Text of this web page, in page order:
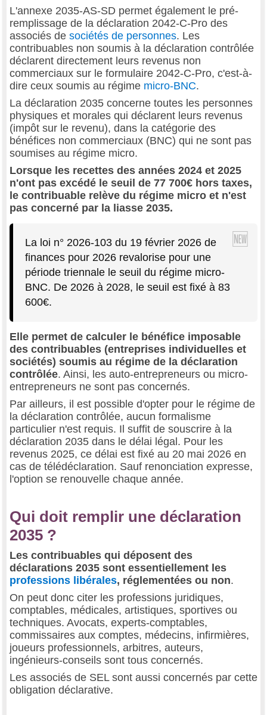
L'annexe 2035-AS-SD permet également le pré-
remplissage de la déclaration 2042-C-Pro des
associés de sociétés de personnes. Les
contribuables non soumis à la déclaration contrôlée
déclarent directement leurs revenus non
commerciaux sur le formulaire 2042-C-Pro, c'est-à-
dire ceux soumis au régime micro-BNC.
La déclaration 2035 concerne toutes les personnes
physiques et morales qui déclarent leurs revenus
(impôt sur le revenu), dans la catégorie des
bénéfices non commerciaux (BNC) qui ne sont pas
soumises au régime micro.
Lorsque les recettes des années 2024 et 2025
n'ont pas excédé le seuil de 77 700€ hors taxes,
le contribuable relève du régime micro et n'est
pas concerné par la liasse 2035.
La loi n° 2026-103 du 19 février 2026 de
finances pour 2026 revalorise pour une
période triennale le seuil du régime micro-
BNC. De 2026 à 2028, le seuil est fixé à 83
600€.
Elle permet de calculer le bénéfice imposable
des contribuables (entreprises individuelles et
sociétés) soumis au régime de la déclaration
contrôlée. Ainsi, les auto-entrepreneurs ou micro-
entrepreneurs ne sont pas concernés.
Par ailleurs, il est possible d'opter pour le régime de
la déclaration contrôlée, aucun formalisme
particulier n'est requis. Il suffit de souscrire à la
déclaration 2035 dans le délai légal. Pour les
revenus 2025, ce délai est fixé au 20 mai 2026 en
cas de télédéclaration. Sauf renonciation expresse,
l'option se renouvelle chaque année.
Qui doit remplir une déclaration
2035 ?
Les contribuables qui déposent des
déclarations 2035 sont essentiellement les
professions libérales, réglementées ou non.
On peut donc citer les professions juridiques,
comptables, médicales, artistiques, sportives ou
techniques. Avocats, experts-comptables,
commissaires aux comptes, médecins, infirmières,
joueurs professionnels, arbitres, auteurs,
ingénieurs-conseils sont tous concernés.
Les associés de SEL sont aussi concernés par cette
obligation déclarative.